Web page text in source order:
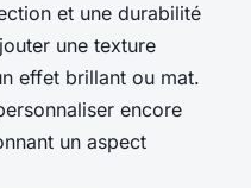
et une durabilité
une texture
effet brillant ou mat.
encore
un aspect